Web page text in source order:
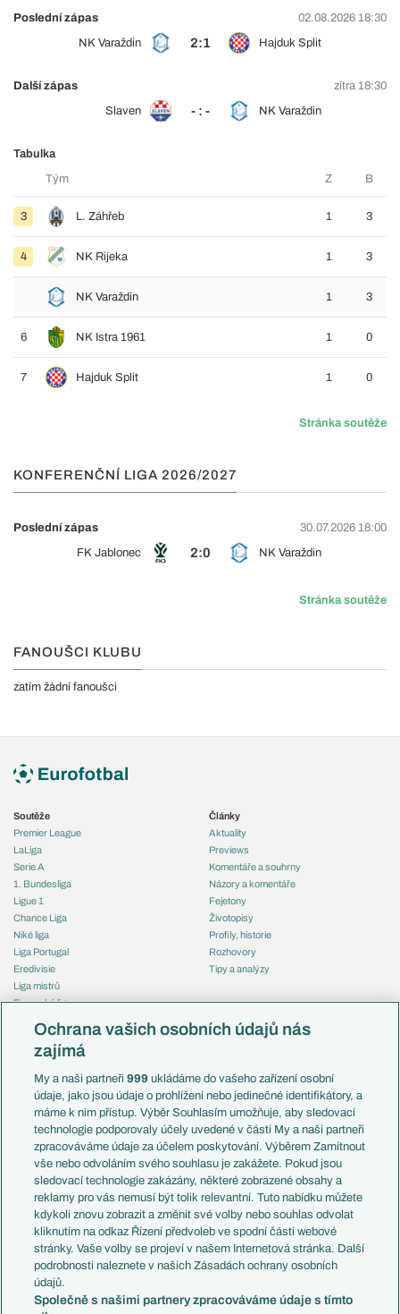
Poslední zápas
02.08.2026 18:30
NK Varaždin
2:1 Hajduk Split
Další zápas
zítra 18:30
Slaven
- : - NK Varaždin
Tabulka
Tým
Z B
3 L. Záhřeb 1 3
4 NK Rijeka 1 3
NK Varaždin 1 3
6 NK Istra 1961 1 0
7 Hajduk Split 1 0
Stránka soutěže
KONFERENČNÍ LIGA 2026/2027
Poslední zápas
30.07.2026 18:00
FK Jablonec
2:0 NK Varaždin
Stránka soutěže
FANOUŠCI KLUBU
zatím žádní fanoušci
Soutěže
Premier League
LaLiga
Serie A
1. Bundesliga
Ligue 1
Chance Liga
Niké liga
Liga Portugal
Eredivisie
Liga mistrů
Evropská liga
Mistrovství světa
Liga národů
Témata
Představení týmů MS
EuroSkauting
PL v kostce
Evropské koeficienty
Přestupy
Přestupové spekulace
Zranění
Kluby
Arsenal FC
Chelsea FC
Manchester United
Články
Aktuality
Previews
Komentáře a souhrny
Názory a komentáře
Fejetony
Životopisy
Profily, historie
Rozhovory
Tipy a analýzy
Česko
Francie
Itálie
Německo
Španělsko
Argentina
Brazílie
Přestupy
Zápasy
Livescore
Tipovací soutěž
Ochrana vašich osobních údajů nás
zajímá
My a naši partneři999 ukládáme do vašeho zařízení osobní
údaje, jako jsou údaje o prohlížení nebo jedinečné identifikátory, a
máme k nim přístup. Výběr Souhlasím umožňuje, aby sledovací
technologie podporovaly účely uvedené v části My a naši partneři
zpracováváme údaje za účelem poskytování. Výběrem Zamítnout
vše nebo odvoláním svého souhlasu je zakážete. Pokud jsou
sledovací technologie zakázány, některé zobrazené obsahy a
reklamy pro vás nemusí být tolik relevantní. Tuto nabídku můžete
kdykoli znovu zobrazit a změnit své volby nebo souhlas odvolat
kliknutím na odkaz Řízení předvoleb ve spodní části webové
stránky. Vaše volby se projeví v našem Internetová stránka. Další
podrobnosti naleznete v našich Zásadách ochrany osobních
údajů.
Společně s našimi partnery zpracováváme údaje s tímto